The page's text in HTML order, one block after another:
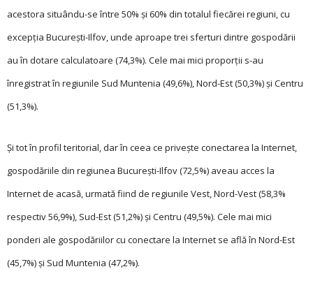
acestora situându-se între 50% şi 60% din totalul fiecărei regiuni, cu
excepţia Bucureşti-Ilfov, unde aproape trei sferturi dintre gospodării
au în dotare calculatoare (74,3%). Cele mai mici proporţii s-au
înregistrat în regiunile Sud Muntenia (49,6%), Nord-Est (50,3%) şi Centru
(51,3%).
Și tot în profil terito­rial, dar în ceea ce privește conectarea la Internet,
gospodăriile din regiunea Bucureşti-Ilfov (72,5%) aveau acces la
Internet de acasă, urmată fiind de regiunile Vest, Nord-Vest (58,3%
respectiv 56,9%), Sud-Est (51,2%) şi Centru (49,5%). Cele mai mici
ponderi ale gospodăriilor cu conectare la Internet se află în Nord-Est
(45,7%) şi Sud Muntenia (47,2%).